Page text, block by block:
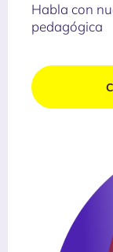
Habla con
pedagógica